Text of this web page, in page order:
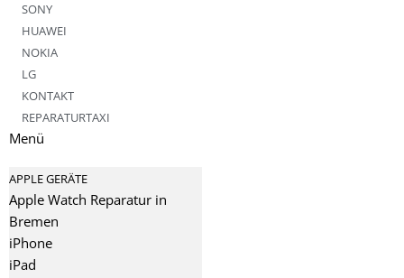
SONY
HUAWEI
NOKIA
LG
KONTAKT
REPARATURTAXI
Menü
APPLE GERÄTE
Apple Watch Reparatur in
Bremen
iPhone
iPad